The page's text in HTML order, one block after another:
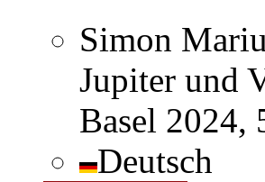
Simon
Jupiter und
Basel 2024,
Deutsch